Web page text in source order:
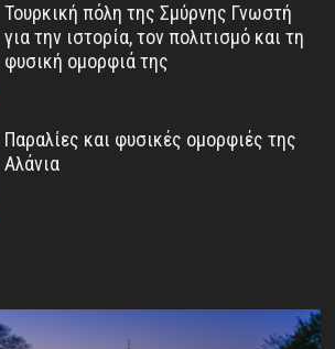
Τουρκική πόλη της Σμύρνης Γνωστή
για την ιστορία, τον πολιτισμό και τη
φυσική ομορφιά της
Παραλίες και φυσικές ομορφιές της
Αλάνια